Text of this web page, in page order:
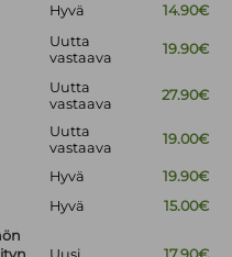
Hyvä
14.90€
Uutta
vastaava
19.90€
Uutta
vastaava
27.90€
Uutta
vastaava
19.00€
Hyvä
19.90€
Hyvä
15.00€